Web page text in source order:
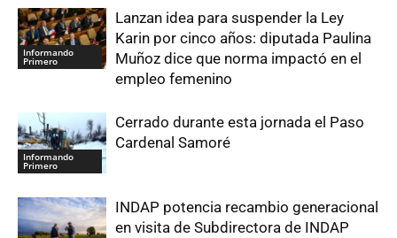
Informando
Primero
Lanzan idea para suspender la Ley
Karin por cinco años: diputada Paulina
Muñoz dice que norma impactó en el
empleo femenino
Informando
Primero
Cerrado durante esta jornada el Paso
Cardenal Samoré
INDAP potencia recambio generacional
en visita de Subdirectora de INDAP